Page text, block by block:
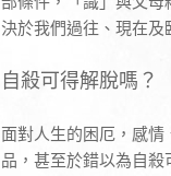
決於我們過往、現在
自殺可得解脫嗎？
面對人生的困厄，感
品，甚至於錯以為自